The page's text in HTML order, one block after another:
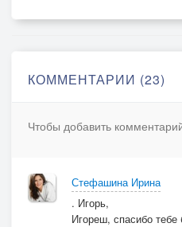
КОММЕНТАРИИ (23)
Чтобы добавить
Стефашина Ирина
. Игорь,
Игореш, спасибо